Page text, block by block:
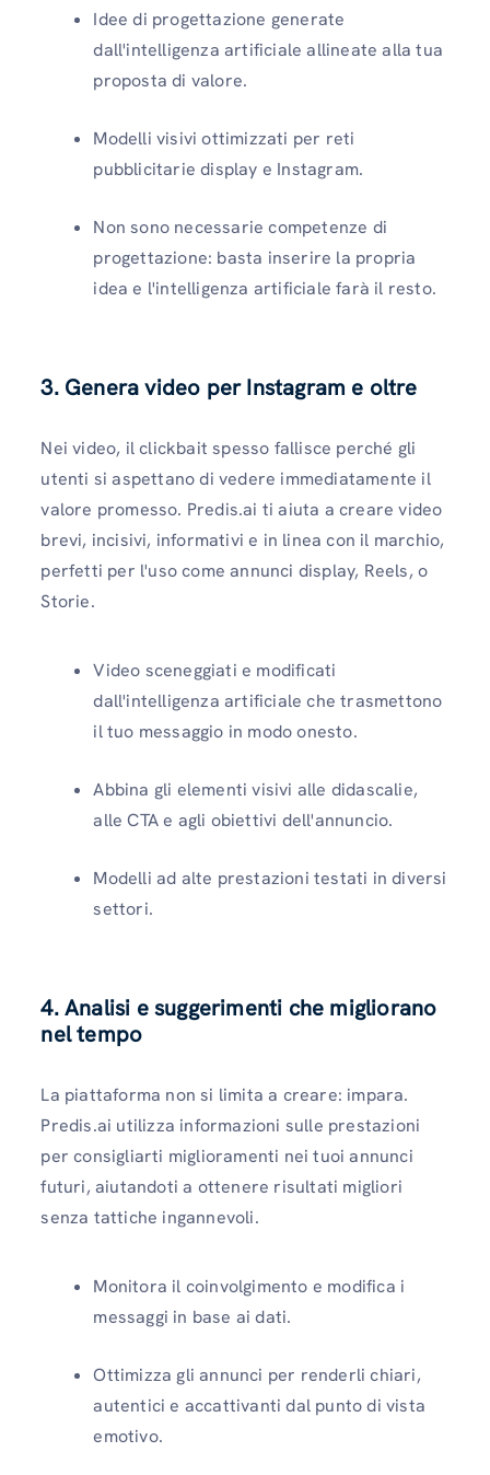
Idee di progettazione generate
dall'intelligenza artificiale allineate alla tua
proposta di valore.
Modelli visivi ottimizzati per reti
pubblicitarie display e Instagram.
Non sono necessarie competenze di
progettazione: basta inserire la propria
idea e l'intelligenza artificiale farà il resto.
3. Genera video per Instagram e oltre
Nei video, il clickbait spesso fallisce perché gli
utenti si aspettano di vedere immediatamente il
valore promesso. Predis.ai ti aiuta a creare video
brevi, incisivi, informativi e in linea con il marchio,
perfetti per l'uso come annunci display, Reels, o
Storie.
Video sceneggiati e modificati
dall'intelligenza artificiale che trasmettono
il tuo messaggio in modo onesto.
Abbina gli elementi visivi alle didascalie,
alle CTA e agli obiettivi dell'annuncio.
Modelli ad alte prestazioni testati in diversi
settori.
4. Analisi e suggerimenti che migliorano
nel tempo
La piattaforma non si limita a creare: impara.
Predis.ai utilizza informazioni sulle prestazioni
per consigliarti miglioramenti nei tuoi annunci
futuri, aiutandoti a ottenere risultati migliori
senza tattiche ingannevoli.
Monitora il coinvolgimento e modifica i
messaggi in base ai dati.
Ottimizza gli annunci per renderli chiari,
autentici e accattivanti dal punto di vista
emotivo.